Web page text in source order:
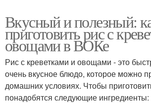
Вкусный и полезный:
приготовить рис с
овощами в ВОКе
Рис с креветками и овощами - это
очень вкусное блюдо, которое можно
домашних условиях. Чтобы
понадобятся следующие ингредиенты: